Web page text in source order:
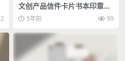
文创产品信件卡片书本印章办
公用品psd样机
5年前 99